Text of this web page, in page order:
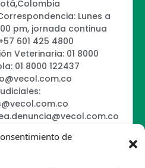
de
Lunes a
pm, jornada continua
601 425 4800
Veterinaria: 01 8000
01 8000 122437
de Uso